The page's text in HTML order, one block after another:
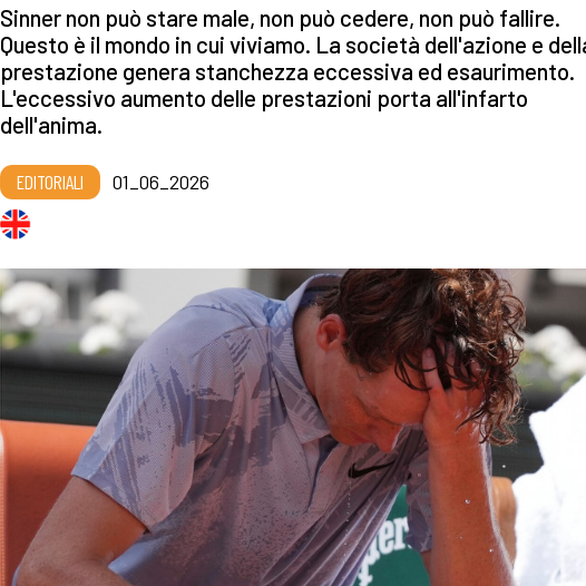
Sinner non può stare male, non può cedere, non può fallire.
Questo è il mondo in cui viviamo. La società dell'azione e
prestazione genera stanchezza eccessiva ed esaurimento.
L'eccessivo aumento delle prestazioni porta all'infarto
dell'anima.
EDITORIALI 01_06_2026